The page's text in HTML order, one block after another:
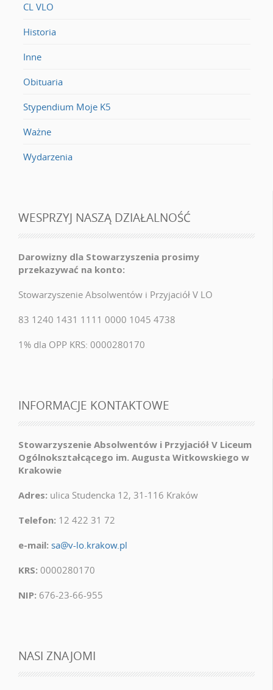
CL VLO
Historia
Inne
Obituaria
Stypendium Moje K5
Ważne
Wydarzenia
WESPRZYJ NASZĄ DZIAŁALNOŚĆ
Darowizny dla Stowarzyszenia prosimy
przekazywać na konto:
Stowarzyszenie Absolwentów i Przyjaciół V LO
83 1240 1431 1111 0000 1045 4738
1% dla OPP KRS: 0000280170
INFORMACJE KONTAKTOWE
Stowarzyszenie Absolwentów i Przyjaciół V Liceum
Ogólnokształcącego im. Augusta Witkowskiego w
Krakowie
Adres: ulica Studencka 12, 31-116 Kraków
Telefon: 12 422 31 72
e-mail: sa@v-lo.krakow.pl
KRS: 0000280170
NIP: 676-23-66-955
NASI ZNAJOMI